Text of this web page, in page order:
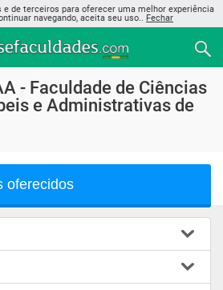
de terceiros para oferecer uma melhor experiência
navegando, aceita seu uso.. Fechar
- Faculdade de Ciências
e Administrativas de
oferecidos